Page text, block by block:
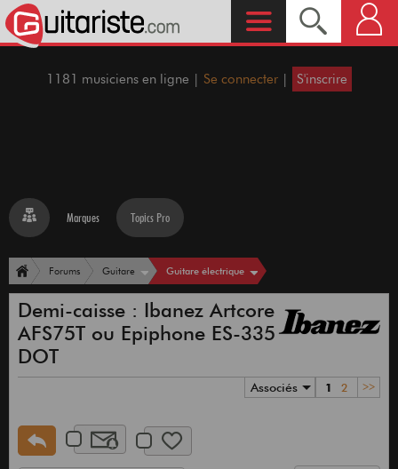
1181 musiciens en ligne | Se connecter | S'inscrire
Marques Topics Pro
Forums Guitare Guitare électrique
Demi-caisse : Ibanez Artcore
AFS75T ou Epiphone ES-335
DOT
Associés 1 2 >>